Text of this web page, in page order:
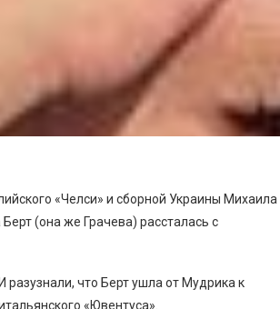
«Челси» и сборной Украины Михаила
(она же Грачева) рассталась с
что Берт ушла от Мудрика к
«Ювентуса».